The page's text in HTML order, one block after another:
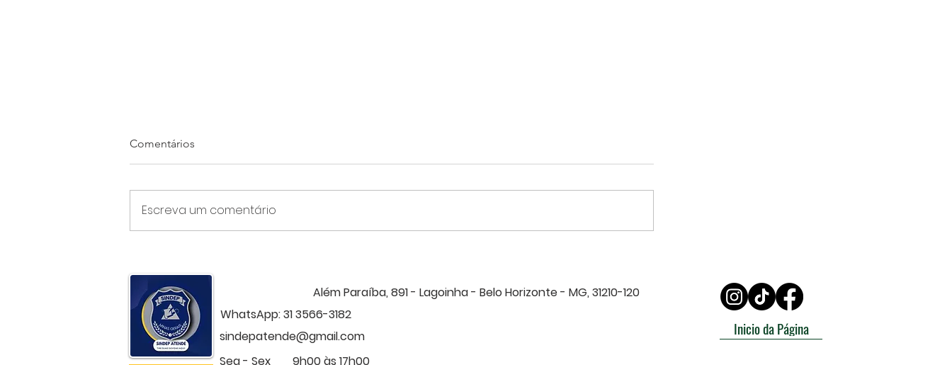
colocação em remuneração
da Polícia Civil
mulheres policiais civis.
SINDEP-MG: falta de
valorização e déficit de
efetivo adoecem a Polícia
Comentários
Escreva um comentário
Além Paraíba, 891 - Lagoinha - Belo Horizonte - MG, 31210-120
WhatsApp: 31 3566-3182
sindepatende@gmail.com
Seg - Sex
9h00 às 17h00
Inicio da Página